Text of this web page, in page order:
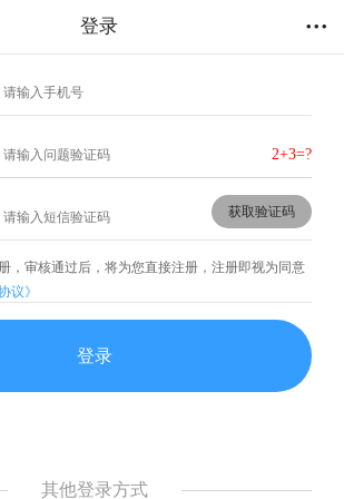
登录
2+3=?
获取验证码
，审核通过后，将为您直接注册 ，注册即视为同意
议》
登录
其他登录方式